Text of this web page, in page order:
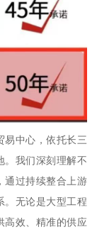
易中心，依托长三
。我们深刻理解不
通过持续整合上游
。无论是大型工程
高效、精准的供应